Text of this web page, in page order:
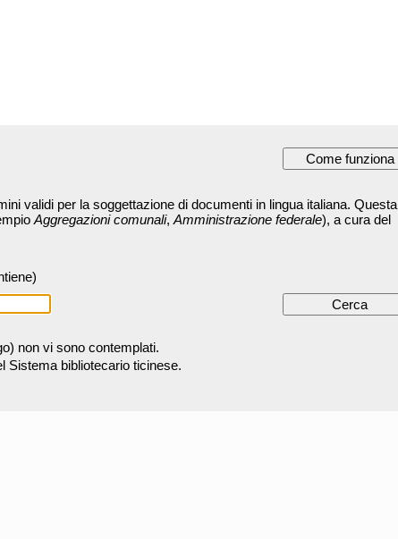
validi per la soggettazione di documenti in lingua italiana. Questa
Aggregazioni comunali, Amministrazione federale), a cura del
non vi sono contemplati.
Sistema bibliotecario ticinese.